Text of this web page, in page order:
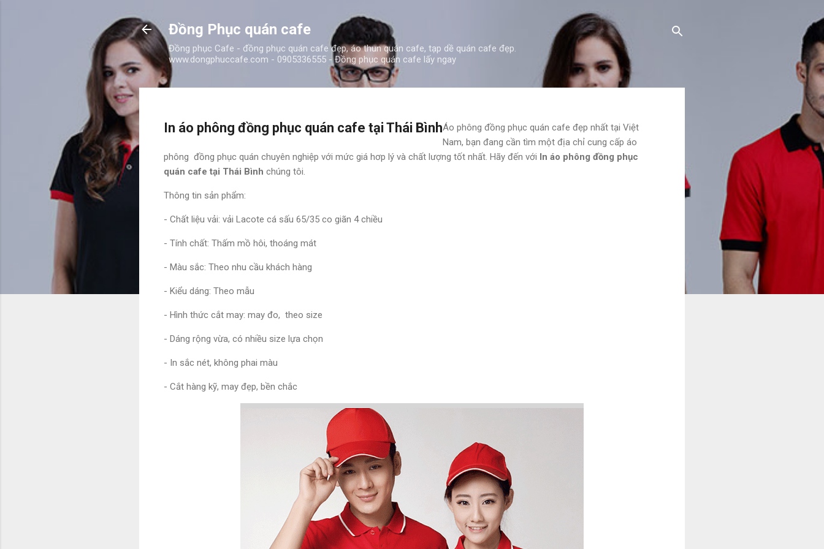
Chuyển đến nội dung chính
Đồng Phục quán cafe
Đồng phục Cafe - đồng phục quán cafe đẹp, áo thun quán cafe, tạp dề quán cafe đẹp.
www.dongphuccafe.com - 0905336555 - Đồng phục quán cafe lấy ngay
In áo phông đồng phục quán cafe tại Thái BìnhÁo phông đồng phục quán cafe đẹp nhất tại Việt
Nam, bạn đang cần tìm một địa chỉ cung cấp áo
phông đồng phục quán chuyên nghiệp với mức giá hơp lý và chất lượng tốt nhất. Hãy đến với In áo phông đồng phục
quán cafe tại Thái Bình chúng tôi.
Thông tin sản phẩm:
- Chất liệu vải: vải Lacote cá sấu 65/35 co giãn 4 chiều
- Tính chất: Thấm mồ hôi, thoáng mát
- Màu sắc: Theo nhu cầu khách hàng
- Kiểu dáng: Theo mẫu
- Hình thức cắt may: may đo, theo size
- Dáng rộng vừa, có nhiều size lựa chọn
- In sắc nét, không phai màu
- Cắt hàng kỹ, may đẹp, bền chắc